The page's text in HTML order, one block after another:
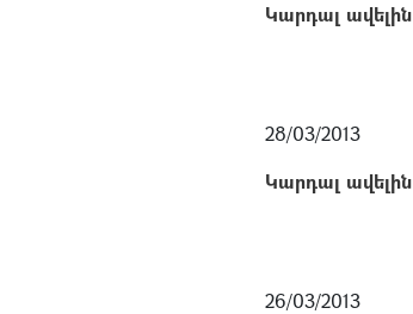
Կարդալ ավելին
28/03/2013
Կարդալ ավելին
26/03/2013